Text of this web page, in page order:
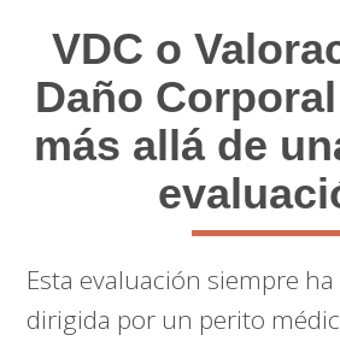
VDC o
Daño
más allá de
Esta evaluación siempre
dirigida por un perito